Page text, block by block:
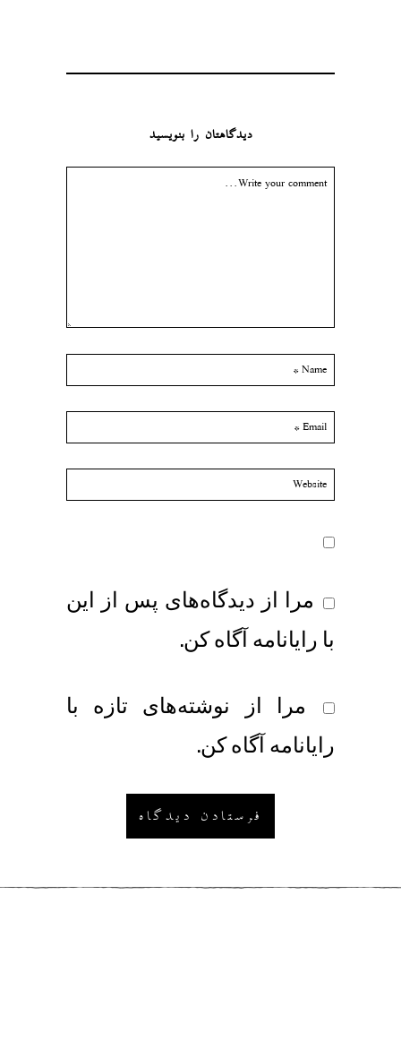
دیدگاهتان را بنویسید
مرا از دیدگاه‌های پس از این
با رایانامه آگاه کن.
مرا از نوشته‌های تازه با
رایانامه آگاه کن.